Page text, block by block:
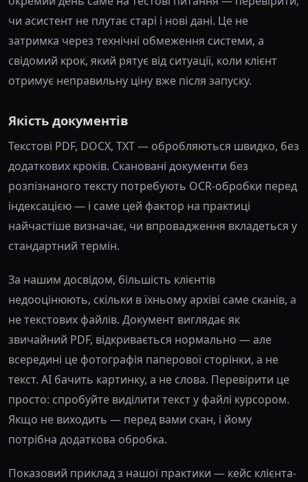
чи асистент не плутає старі і нові дані. Це не
затримка через технічні обмеження системи, а
свідомий крок, який рятує від ситуації, коли клієнт
отримує неправильну ціну вже після запуску.
Якість документів
Текстові PDF, DOCX, TXT — обробляються швидко, без
додаткових кроків. Скановані документи без
розпізнаного тексту потребують OCR-обробки перед
індексацією — і саме цей фактор на практиці
найчастіше визначає, чи впровадження вкладеться у
стандартний термін.
За нашим досвідом, більшість клієнтів
недооцінюють, скільки в їхньому архіві саме сканів, а
не текстових файлів. Документ виглядає як
звичайний PDF, відкривається нормально — але
всередині це фотографія паперової сторінки, а не
текст. AI бачить картинку, а не слова. Перевірити це
просто: спробуйте виділити текст у файлі курсором.
Якщо не виходить — перед вами скан, і йому
потрібна додаткова обробка.
Показовий приклад з нашої практики — кейс клієнта-